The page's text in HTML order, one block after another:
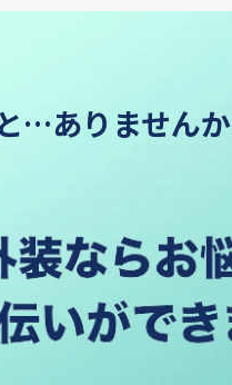
…ありませんか